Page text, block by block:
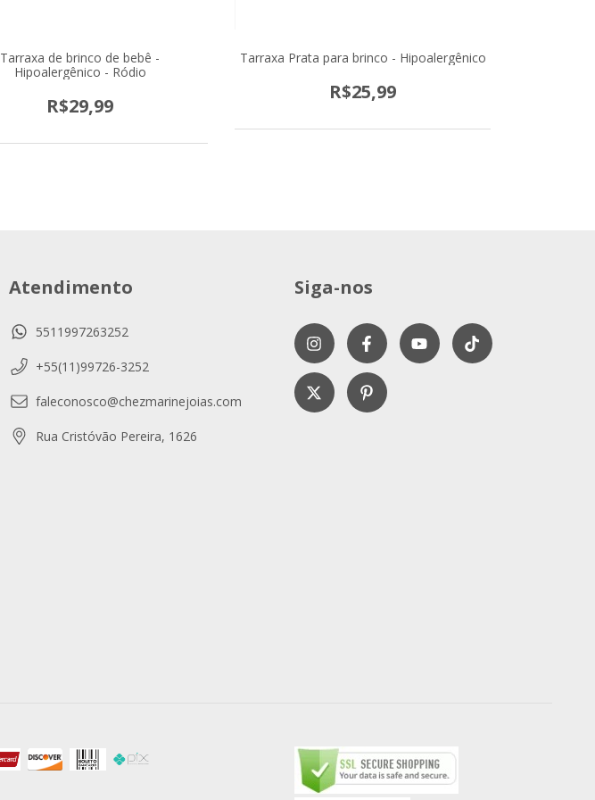
Tarraxa de brinco de bebê -
Hipoalergênico - Ródio
R$29,99
Tarraxa Prata para brinco - Hipoalergênico
R$25,99
Atendimento
5511997263252
+55(11)99726-3252
faleconosco@chezmarinejoias.com
Rua Cristóvão Pereira, 1626
Siga-nos